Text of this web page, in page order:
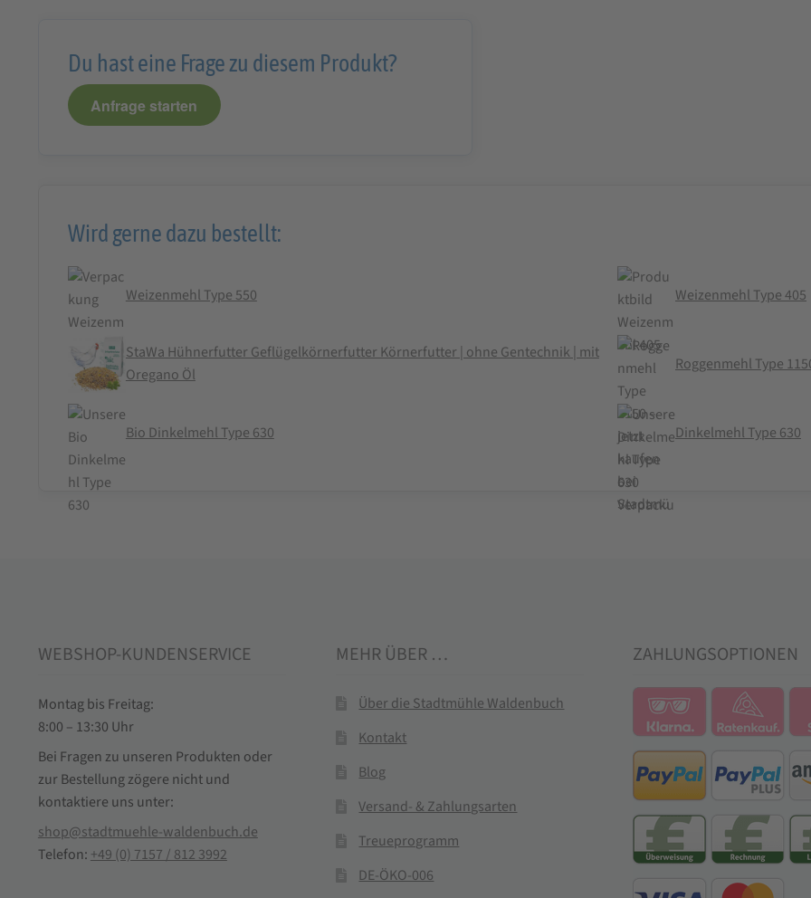
Du hast eine Frage zu diesem Produkt?
Anfrage starten
Wird gerne dazu bestellt:
Weizenmehl Type 550 Weizenmehl Type 405
StaWa Hühnerfutter Geflügelkörnerfutter Körnerfutter | ohne Gentechnik | mit
Oregano Öl
Roggenmehl Type
Bio Dinkelmehl Type 630 Dinkelmehl Type 630
WEBSHOP-KUNDENSERVICE
Montag bis Freitag:
8:00 – 13:30 Uhr
Bei Fragen zu unseren Produkten oder
zur Bestellung zögere nicht und
kontaktiere uns unter:
shop@stadtmuehle-waldenbuch.de
Telefon: +49 (0) 7157 / 812 3992
MEHR ÜBER …
Über die Stadtmühle Waldenbuch
Kontakt
Blog
Versand- & Zahlungsarten
Treueprogramm
DE-ÖKO-006
ZAHLUNGSOPTIONEN